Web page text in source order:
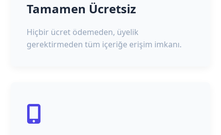
Tamamen Ücretsiz
Hiçbir ücret ödemeden, üyelik
gerektirmeden tüm içeriğe erişim imkanı.